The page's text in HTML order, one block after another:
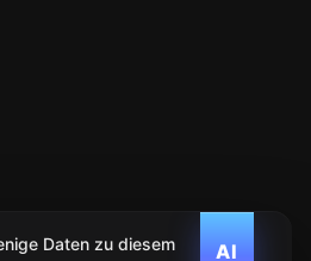
AI
Daten zu diesem